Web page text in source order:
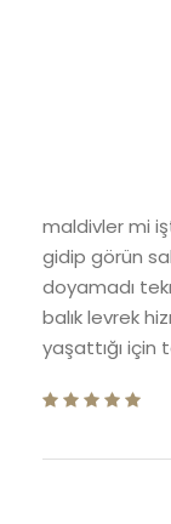
maldivler mi
gidip görün
doyamadı
balık levrek
yaşattığı için